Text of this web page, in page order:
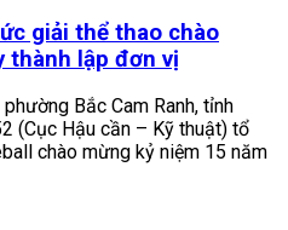
giải thể thao chào
thành lập đơn vị
Bắc Cam Ranh, tỉnh
(Cục Hậu cần – Kỹ thuật) tổ
chào mừng kỷ niệm 15 năm